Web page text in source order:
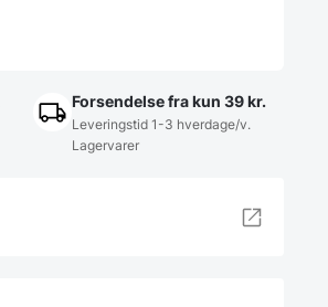
Forsendelse fra kun 39 kr.
Leveringstid 1-3 hverdage/v.
Lagervarer